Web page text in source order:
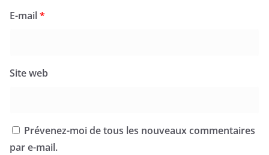
E-mail*
Site web
Prévenez-moi de tous les nouveaux commentaires
par e-mail.